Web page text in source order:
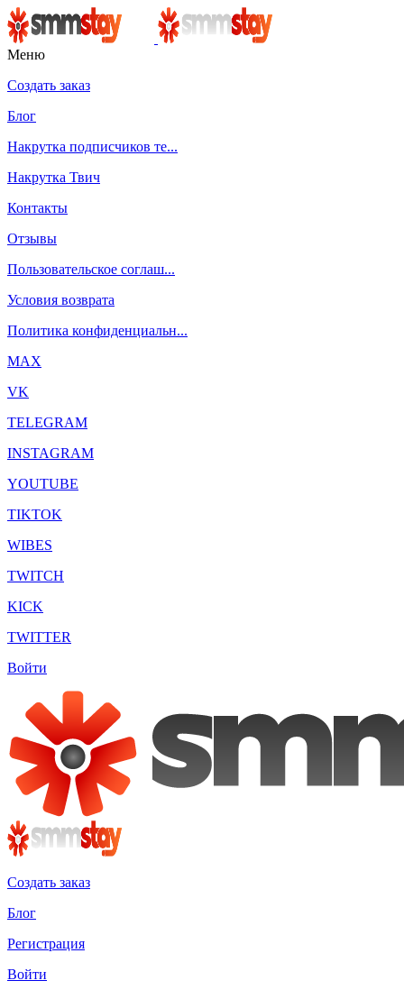
Меню
Создать заказ
Блог
Накрутка подписчиков те...
Накрутка Твич
Контакты
Отзывы
Пользовательское соглаш...
Условия возврата
Политика конфиденциальн...
MAX
VK
TELEGRAM
INSTAGRAM
YOUTUBE
TIKTOK
WIBES
TWITCH
KICK
TWITTER
Войти
Создать заказ
Блог
Регистрация
Войти